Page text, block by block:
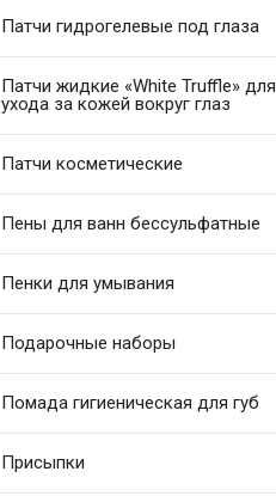
Патчи гидрогелевые под глаза
Патчи жидкие «White Truffle» для
ухода за кожей вокруг глаз
Патчи косметические
Пены для ванн бессульфатные
Пенки для умывания
Подарочные наборы
Помада гигиеническая для губ
Присыпки